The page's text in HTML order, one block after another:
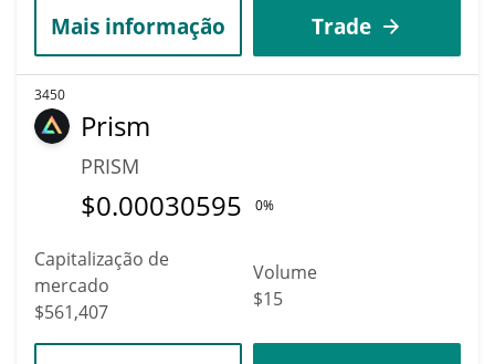
Mais informação Trade
3450
Prism
PRISM
$0.00030595 0%
Capitalização de
mercado
$561,407
Volume
$15